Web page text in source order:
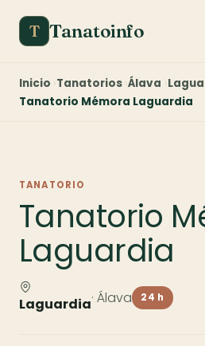
T Tanatoinfo
Inicio Tanatorios Álava
Tanatorio Mémora Laguardia
TANATORIO
Tanatorio
Laguardia
Laguardia· Álava 24 h